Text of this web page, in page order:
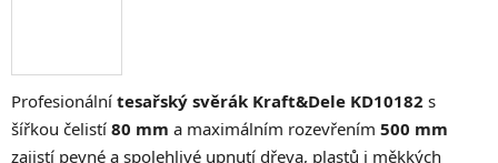
Profesionální tesařský svěrák Kraft&Dele KD10182 s
šířkou čelistí 80 mm a maximálním rozevřením 500 mm
zajistí pevné a spolehlivé upnutí dřeva, plastů i měkkých